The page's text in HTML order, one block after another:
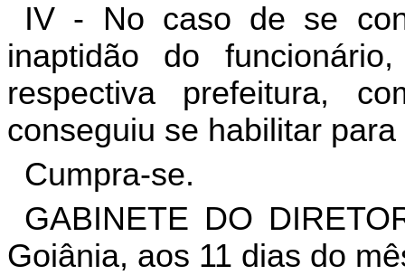
IV - No caso de se
inaptidão do
respectiva prefeitura,
conseguiu se habilitar
Cumpra-se.
GABINETE DO
Goiânia, aos 11 dias do